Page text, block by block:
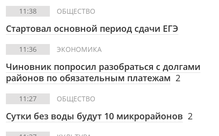
11:38 ОБЩЕСТВО
Стартовал основной период сдачи ЕГЭ
11:36 ЭКОНОМИКА
Чиновник попросил разобраться с долгами
районов по обязательным платежам 2
11:27 ОБЩЕСТВО
Сутки без воды будут 10 микрорайонов 2